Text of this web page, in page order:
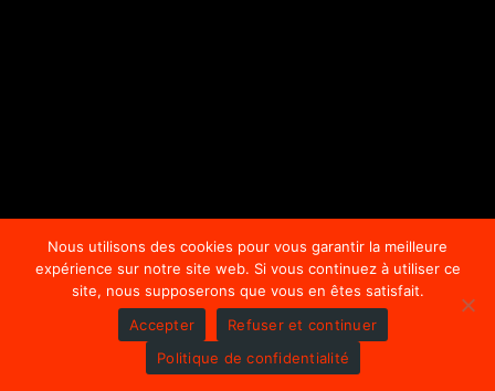
Nous utilisons des cookies pour vous garantir la meilleure
expérience sur notre site web. Si vous continuez à utiliser ce
site, nous supposerons que vous en êtes satisfait.
Accepter
Refuser et continuer
Politique de confidentialité